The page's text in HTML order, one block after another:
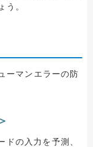
う。
ーマンエラーの防
ドの入力を予測、